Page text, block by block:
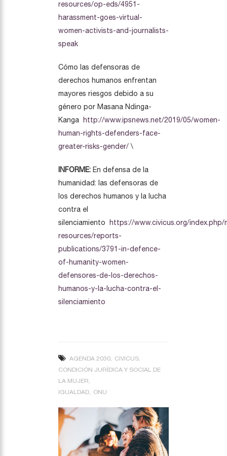
resources/op-eds/4951-
harassment-goes-virtual-
women-activists-and-journalists-
speak
Cómo las defensoras de
derechos humanos enfrentan
mayores riesgos debido a su
género por Masana Ndinga-
Kanga
http://www.ipsnews.net/2019/05/women-
human-rights-defenders-face-
greater-risks-gender/ \
INFORME: En defensa de la
humanidad: las defensoras de
los derechos humanos y la lucha
contra el
silenciamiento
https://www.civicus.org/index.php/
resources/reports-
publications/3791-in-defence-
of-humanity-women-
defensores-de-los-derechos-
humanos-y-la-lucha-contra-el-
silenciamiento
AGENDA 2030
CIVICUS
CONDICIÓN JURÍDICA Y SOCIAL DE
LA MUJER
IGUALDAD
ONU